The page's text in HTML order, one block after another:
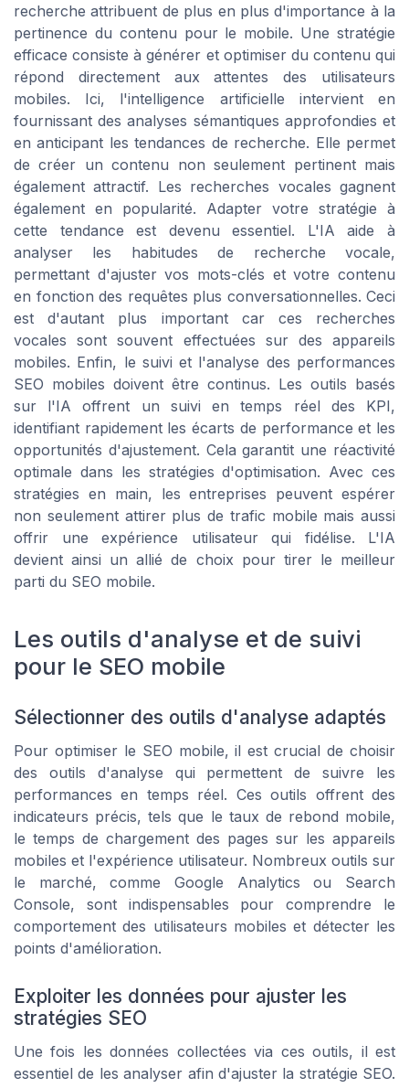
recherche attribuent de plus en plus d'importance à la
pertinence du contenu pour le mobile. Une stratégie
efficace consiste à générer et optimiser du contenu qui
répond directement aux attentes des utilisateurs
mobiles. Ici, l'intelligence artificielle intervient en
fournissant des analyses sémantiques approfondies et
en anticipant les tendances de recherche. Elle permet
de créer un contenu non seulement pertinent mais
également attractif. Les recherches vocales gagnent
également en popularité. Adapter votre stratégie à
cette tendance est devenu essentiel. L'IA aide à
analyser les habitudes de recherche vocale,
permettant d'ajuster vos mots-clés et votre contenu
en fonction des requêtes plus conversationnelles. Ceci
est d'autant plus important car ces recherches
vocales sont souvent effectuées sur des appareils
mobiles. Enfin, le suivi et l'analyse des performances
SEO mobiles doivent être continus. Les outils basés
sur l'IA offrent un suivi en temps réel des KPI,
identifiant rapidement les écarts de performance et les
opportunités d'ajustement. Cela garantit une réactivité
optimale dans les stratégies d'optimisation. Avec ces
stratégies en main, les entreprises peuvent espérer
non seulement attirer plus de trafic mobile mais aussi
offrir une expérience utilisateur qui fidélise. L'IA
devient ainsi un allié de choix pour tirer le meilleur
parti du SEO mobile.
Les outils d'analyse et de suivi
pour le SEO mobile
Sélectionner des outils d'analyse adaptés
Pour optimiser le SEO mobile, il est crucial de choisir
des outils d'analyse qui permettent de suivre les
performances en temps réel. Ces outils offrent des
indicateurs précis, tels que le taux de rebond mobile,
le temps de chargement des pages sur les appareils
mobiles et l'expérience utilisateur. Nombreux outils sur
le marché, comme Google Analytics ou Search
Console, sont indispensables pour comprendre le
comportement des utilisateurs mobiles et détecter les
points d'amélioration.
Exploiter les données pour ajuster les
stratégies SEO
Une fois les données collectées via ces outils, il est
essentiel de les analyser afin d'ajuster la stratégie SEO.